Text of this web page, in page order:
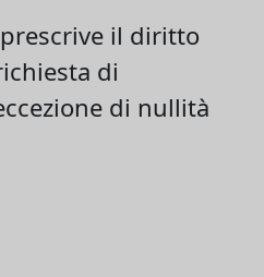
il diritto
di
di nullità